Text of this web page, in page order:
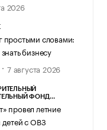
2026
простыми словами:
бизнесу
7 августа 2026
ФОНД
провел летние
с ОВЗ